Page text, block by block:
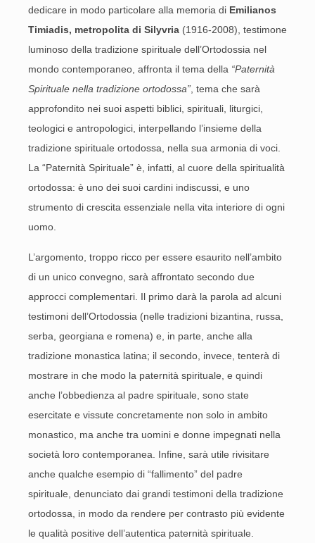
dedicare in modo particolare alla memoria di Emilianos
Timiadis, metropolita di Silyvria (1916-2008), testimone
luminoso della tradizione spirituale dell’Ortodossia nel
mondo contemporaneo, affronta il tema della “Paternità
Spirituale nella tradizione ortodossa” , tema che sarà
approfondito nei suoi aspetti biblici, spirituali, liturgici,
teologici e antropologici, interpellando l’insieme della
tradizione spirituale ortodossa, nella sua armonia di voci.
La “Paternità Spirituale” è, infatti, al cuore della spiritualità
ortodossa: è uno dei suoi cardini indiscussi, e uno
strumento di crescita essenziale nella vita interiore di ogni
uomo.
L’argomento, troppo ricco per essere esaurito nell’ambito
di un unico convegno, sarà affrontato secondo due
approcci complementari. Il primo darà la parola ad alcuni
testimoni dell’Ortodossia (nelle tradizioni bizantina, russa,
serba, georgiana e romena) e, in parte, anche alla
tradizione monastica latina; il secondo, invece, tenterà di
mostrare in che modo la paternità spirituale, e quindi
anche l’obbedienza al padre spirituale, sono state
esercitate e vissute concretamente non solo in ambito
monastico, ma anche tra uomini e donne impegnati nella
società loro contemporanea. Infine, sarà utile rivisitare
anche qualche esempio di “fallimento” del padre
spirituale, denunciato dai grandi testimoni della tradizione
ortodossa, in modo da rendere per contrasto più evidente
le qualità positive dell’autentica paternità spirituale.